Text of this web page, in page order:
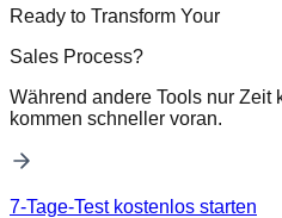
Ready to Transform Your
Sales Process?
Während andere Tools nur Zeit
kommen schneller voran.
7-Tage-Test kostenlos starten